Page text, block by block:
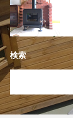
検索